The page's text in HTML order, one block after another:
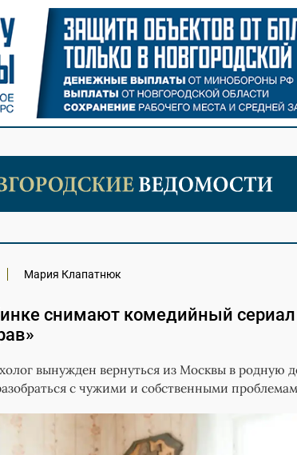
Мария Клапатнюк
снимают комедийный
вынужден вернуться из Москвы в родную
с чужими и собственными